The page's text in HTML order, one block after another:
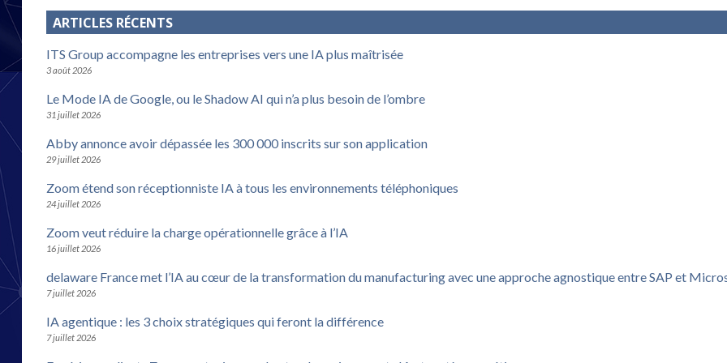
ARTICLES RÉCENTS
ITS Group accompagne les entreprises vers une IA plus maîtrisée
3 août 2026
Le Mode IA de Google, ou le Shadow AI qui n’a plus besoin de l’ombre
31 juillet 2026
Abby annonce avoir dépassée les 300 000 inscrits sur son application
29 juillet 2026
Zoom étend son réceptionniste IA à tous les environnements téléphoniques
24 juillet 2026
Zoom veut réduire la charge opérationnelle grâce à l’IA
16 juillet 2026
delaware France met l’IA au cœur de la transformation du manufacturing avec une approche agnostique entre SAP et
7 juillet 2026
IA agentique : les 3 choix stratégiques qui feront la différence
7 juillet 2026